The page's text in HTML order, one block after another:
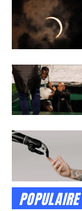
POPULAIRE